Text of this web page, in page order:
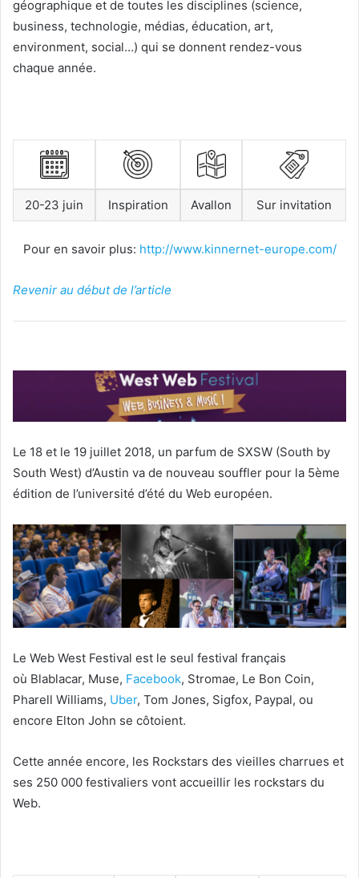
géographique et de toutes les disciplines (science,
business, technologie, médias, éducation, art,
environment, social…) qui se donnent rendez-vous
chaque année.
20-23 juin Inspiration Avallon Sur invitation
Pour en savoir plus: http://www.kinnernet-europe.com/
Revenir au début de l’article
Le 18 et le 19 juillet 2018, un parfum de SXSW (South by
South West) d’Austin va de nouveau souffler pour la 5ème
édition de l’université d’été du Web européen.
Le Web West Festival est le seul festival français
où Blablacar, Muse, Facebook, Stromae, Le Bon Coin,
Pharell Williams, Uber, Tom Jones, Sigfox, Paypal, ou
encore Elton John se côtoient.
Cette année encore, les Rockstars des vieilles charrues et
ses 250 000 festivaliers vont accueillir les rockstars du
Web.